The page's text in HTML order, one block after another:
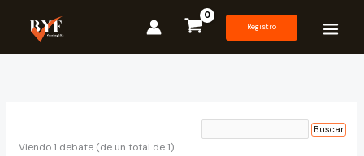
contenido
Registro
Viendo 1 debate (de un total de 1)